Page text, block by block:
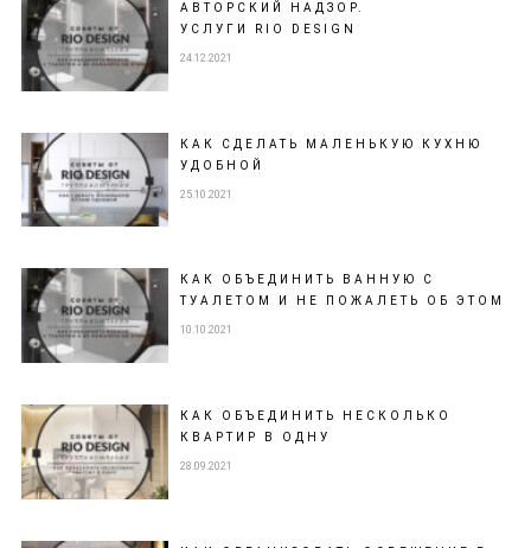
АВТОРСКИЙ НАДЗОР.
УСЛУГИ RIO DESIGN
24.12.2021
КАК СДЕЛАТЬ МАЛЕНЬКУЮ КУХНЮ
УДОБНОЙ
25.10.2021
КАК ОБЪЕДИНИТЬ ВАННУЮ С
ТУАЛЕТОМ И НЕ ПОЖАЛЕТЬ ОБ ЭТОМ
10.10.2021
КАК ОБЪЕДИНИТЬ НЕСКОЛЬКО
КВАРТИР В ОДНУ
28.09.2021